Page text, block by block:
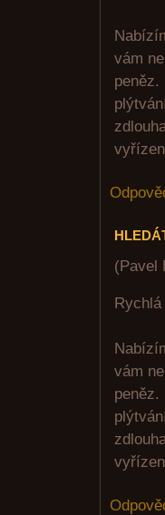
vám
(Pavel
vám